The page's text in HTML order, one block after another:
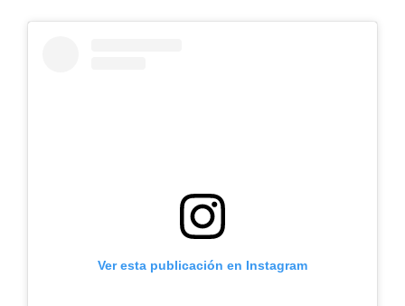
Ver esta publicación en Instagram